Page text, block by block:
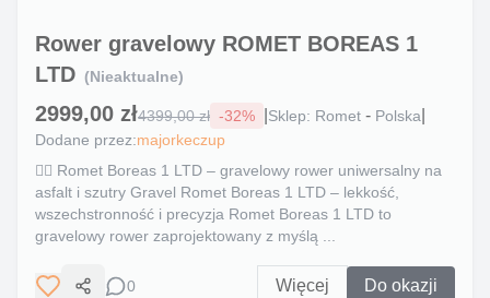
Rower gravelowy ROMET BOREAS 1
LTD (Nieaktualne)
2999,00 zł4399,00 zł -32% Sklep: Romet - Polska
Dodane przez:majorkeczup
🚵‍♂️ Romet Boreas 1 LTD – gravelowy rower uniwersalny na
asfalt i szutry Gravel Romet Boreas 1 LTD – lekkość,
wszechstronność i precyzja Romet Boreas 1 LTD to
gravelowy rower zaprojektowany z myślą ...
0 Więcej Do okazji